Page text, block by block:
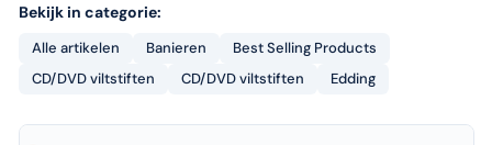
Bekijk in categorie:
Alle artikelen Banieren
Best Selling Products
CD/DVD viltstiften
CD/DVD viltstiften Edding